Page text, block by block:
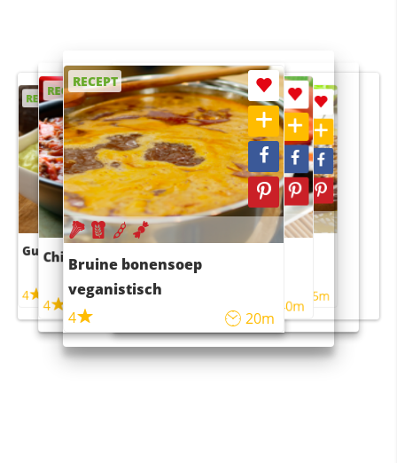
RECEPT
Guacamole
4
RECEPT
Chili con carne
4 45m
RECEPT
Bruine bonensoep
veganistisch
4
20m
RECEPT
Sushi rijstsalade
maaltijdsalade
40m
RECEPT
4 55m